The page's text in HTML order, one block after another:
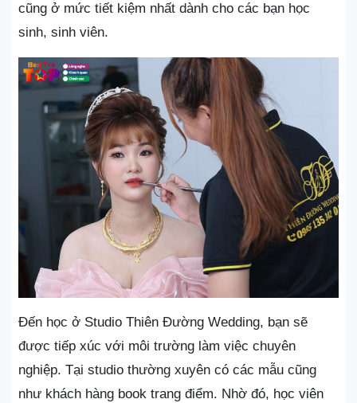
cũng ở mức tiết kiệm nhất dành cho các bạn học
sinh, sinh viên.
Đến học ở Studio Thiên Đường Wedding, bạn sẽ
được tiếp xúc với môi trường làm việc chuyên
nghiệp. Tại studio thường xuyên có các mẫu cũng
như khách hàng book trang điểm. Nhờ đó, học viên